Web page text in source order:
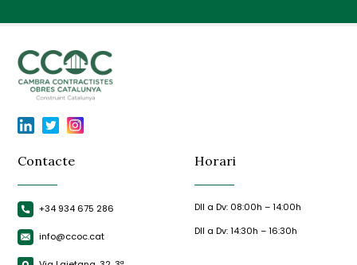
Contacte
+34 934 675 286
info@ccoc.cat
Horari
Dll a Dv: 08:00h – 14:00h
Dll a Dv: 14:30h – 16:30h